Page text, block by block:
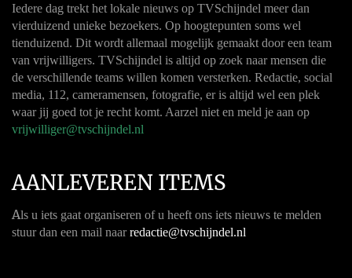
Iedere dag trekt het lokale nieuws op TVSchijndel meer dan
vierduizend unieke bezoekers. Op hoogtepunten soms wel
tienduizend. Dit wordt allemaal mogelijk gemaakt door een team
van vrijwilligers. TVSchijndel is altijd op zoek naar mensen die
de verschillende teams willen komen versterken. Redactie, social
media, 112, cameramensen, fotografie, er is altijd wel een plek
waar jij goed tot je recht komt. Aarzel niet en meld je aan op
vrijwilliger@tvschijndel.nl
AANLEVEREN ITEMS
Als u iets gaat organiseren of u heeft ons iets nieuws te melden
stuur dan een mail naar redactie@tvschijndel.nl